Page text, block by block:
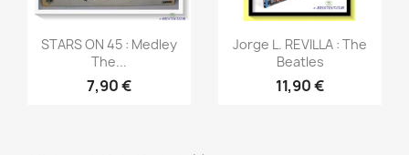
Aperçu rapide
STARS ON 45 : Medley
The...
7,90 €
Aperçu rapide
Jorge L. REVILLA : The
Beatles
11,90 €